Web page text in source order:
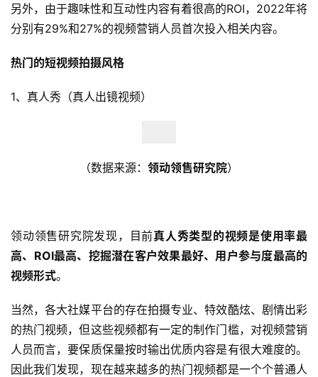
另外，由于趣味性和互动性内容有着很高的ROI，2022年将
分别有29%和27%的视频营销人员首次投入相关内容。
热门的短视频拍摄风格
1、 真人秀（真人出镜视频）
（数据来源： 领动领售研究院）
领动领售研究院发现，目前真人秀类型的视频是使用率最
高、ROI最高、挖掘潜在客户效果最好、用户参与度最高的
视频形式。
当然，各大社媒平台的存在拍摄专业、特效酷炫、剧情出彩
的热门视频，但这些视频都有一定的制作门槛，对视频营销
人员而言，要保质保量按时输出优质内容是有很大难度的。
因此我们发现，现在越来越多的热门视频都是一个个普通人